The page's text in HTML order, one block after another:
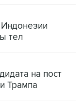
тел
на пост
Трампа